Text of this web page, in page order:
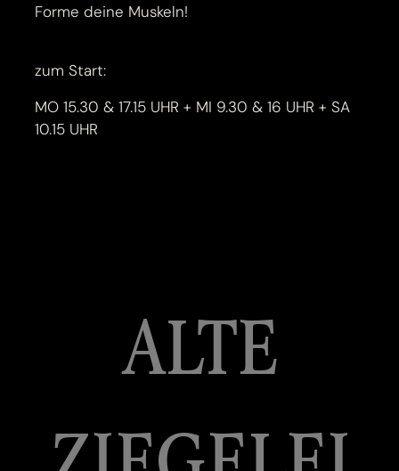
Forme deine Muskeln!
zum Start:
MO 15.30 & 17.15 UHR + MI 9.30 & 16 UHR + SA
10.15 UHR
ALTE